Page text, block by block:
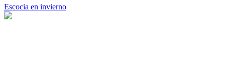
Escocia en invierno